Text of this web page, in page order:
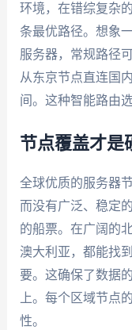
环境，在错综复杂
条最优路径。想象
服务器，常规路径
从东京节点直连国
间。这种智能路由
节点覆盖才是
全球优质的服务器
而没有广泛、稳定
的船票。在广阔的
澳大利亚，都能找
要。这确保了数据
上。每个区域节点
性。